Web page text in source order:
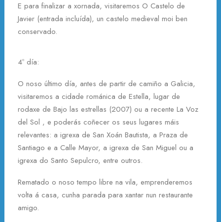
E para finalizar a xornada, visitaremos O Castelo de
Javier (entrada incluída), un castelo medieval moi ben
conservado.
4º día:
O noso último día, antes de partir de camiño a Galicia,
visitaremos a cidade románica de Estella, lugar de
rodaxe de Bajo las estrellas (2007) ou a recente La Voz
del Sol , e poderás coñecer os seus lugares máis
relevantes: a igrexa de San Xoán Bautista, a Praza de
Santiago e a Calle Mayor, a igrexa de San Miguel ou a
igrexa do Santo Sepulcro, entre outros.
Rematado o noso tempo libre na vila, emprenderemos
volta á casa, cunha parada para xantar nun restaurante
amigo.